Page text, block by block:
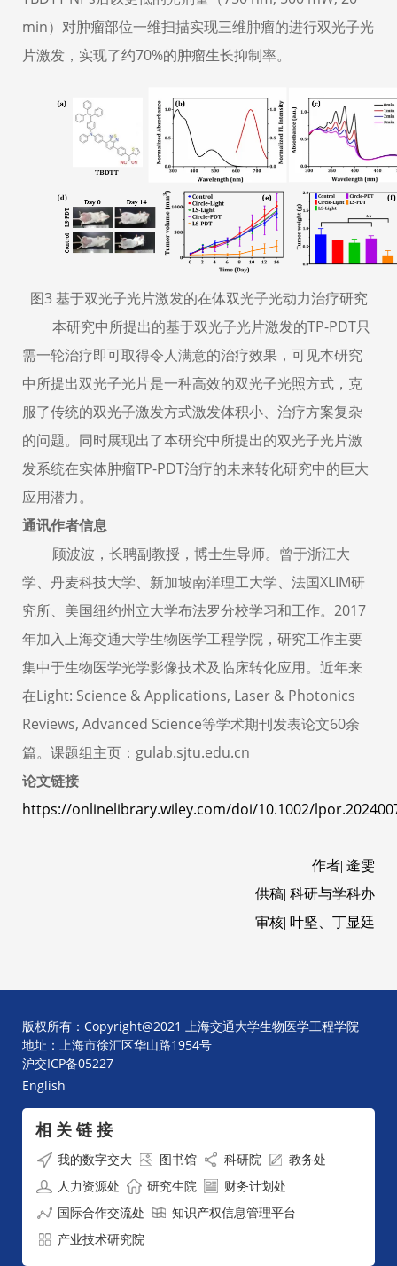
min）对肿瘤部位一维扫描实现三维肿瘤的进行双光子光
片激发，实现了约70%的肿瘤生长抑制率。
图3 基于双光子光片激发的在体双光子光动力治疗研究
本研究中所提出的基于双光子光片激发的TP-PDT只
需一轮治疗即可取得令人满意的治疗效果，可见本研究
中所提出双光子光片是一种高效的双光子光照方式，克
服了传统的双光子激发方式激发体积小、治疗方案复杂
的问题。同时展现出了本研究中所提出的双光子光片激
发系统在实体肿瘤TP-PDT治疗的未来转化研究中的巨大
应用潜力。
通讯作者信息
顾波波，长聘副教授，博士生导师。 曾于浙江大
学、丹麦科技大学、新加坡南洋理工大学、法国XLIM研
究所、美国纽约州立大学布法罗分校学习和工作。 2017
年加入上海交通大学生物医学工程学院，研究工作主要
集中于生物医学光学影像技术及临床转化应用。 近年来
在Light: Science & Applications, Laser & Photonics
Reviews, Advanced Science等学术期刊发表论文60余
篇。 课题组主页： gulab.sjtu.edu.cn
论文链接
https://onlinelibrary.wiley.com/doi/10.1002/
作者| 逄雯
供稿| 科研与学科办
审核| 叶坚、丁显廷
版权所有：Copyright@2021 上海交通大学生物医学工程学院
地址：上海市徐汇区华山路1954号
沪交ICP备05227
English
相 关 链 接
我的数字交大 图书馆 科研院
教务处
人力资源处
研究生院
财务计划处
国际合作交流处
知识产权信息管理平台
产业技术研究院